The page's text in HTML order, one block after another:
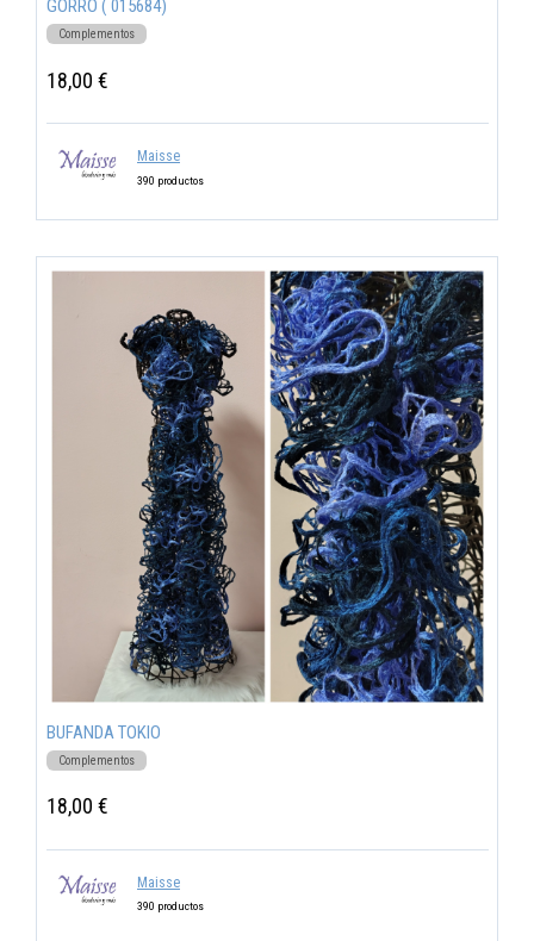
GORRO ( 015684)
Complementos
18,00 €
Maisse
390 productos
BUFANDA TOKIO
Complementos
18,00 €
Maisse
390 productos